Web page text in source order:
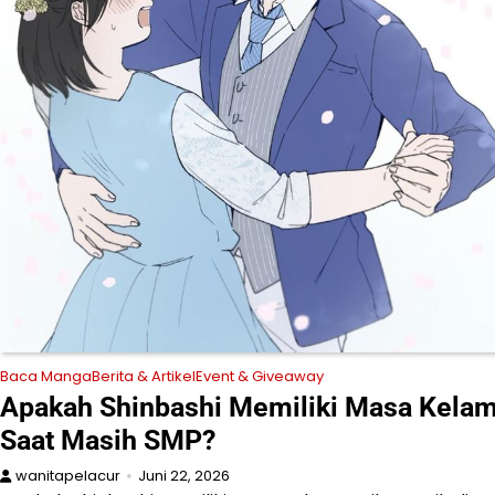
Baca MangaBerita & ArtikelEvent & Giveaway
Apakah Shinbashi Memiliki Masa
Saat Masih SMP?
wanitapelacur Juni 22, 2026